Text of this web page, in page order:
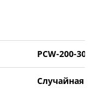
PCW-200-30
Случайная